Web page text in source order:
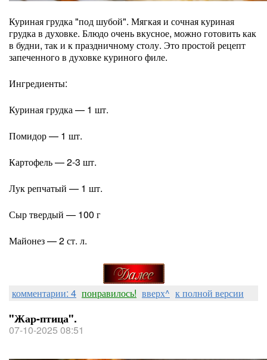
Куриная грудка "под шубой". Мягкая и сочная куриная
грудка в духовке. Блюдо очень вкусное, можно готовить как
в будни, так и к праздничному столу. Это простой рецепт
запеченного в духовке куриного филе.
Ингредиенты:
Куриная грудка — 1 шт.
Помидор — 1 шт.
Картофель — 2-3 шт.
Лук репчатый — 1 шт.
Сыр твердый — 100 г
Майонез — 2 ст. л.
комментарии: 4 понравилось! вверх^ к полной версии
"Жар-птица".
07-10-2025 08:51